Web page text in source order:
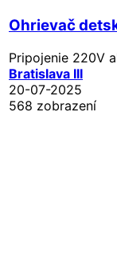
Ohrievač
Pripojenie 220V
Bratislava III
20-07-2025
568 zobrazení